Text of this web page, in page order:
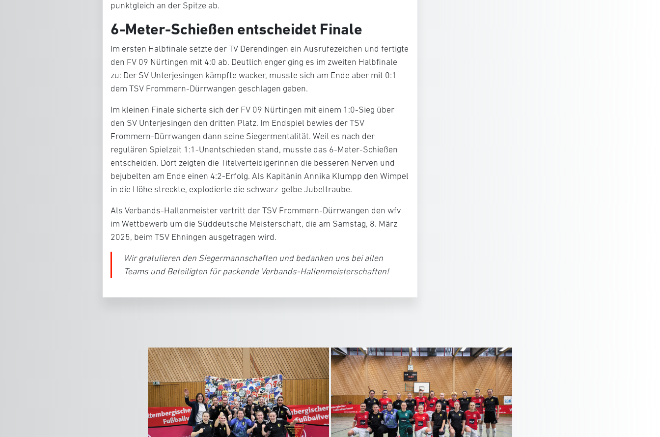
punktgleich an der Spitze ab.
6-Meter-Schießen entscheidet Finale
Im ersten Halbfinale setzte der TV Derendingen ein Ausrufezeichen und fertigte
den FV 09 Nürtingen mit 4:0 ab. Deutlich enger ging es im zweiten Halbfinale
zu: Der SV Unterjesingen kämpfte wacker, musste sich am Ende aber mit 0:1
dem TSV Frommern-Dürrwangen geschlagen geben.
Im kleinen Finale sicherte sich der FV 09 Nürtingen mit einem 1:0-Sieg über
den SV Unterjesingen den dritten Platz. Im Endspiel bewies der TSV
Frommern-Dürrwangen dann seine Siegermentalität. Weil es nach der
regulären Spielzeit 1:1-Unentschieden stand, musste das 6-Meter-Schießen
entscheiden. Dort zeigten die Titelverteidigerinnen die besseren Nerven und
bejubelten am Ende einen 4:2-Erfolg. Als Kapitänin Annika Klumpp den Wimpel
in die Höhe streckte, explodierte die schwarz-gelbe Jubeltraube.
Als Verbands-Hallenmeister vertritt der TSV Frommern-Dürrwangen den wfv
im Wettbewerb um die Süddeutsche Meisterschaft, die am Samstag, 8. März
2025, beim TSV Ehningen ausgetragen wird.
Wir gratulieren den Siegermannschaften und bedanken uns bei allen
Teams und Beteiligten für packende Verbands-Hallenmeisterschaften!